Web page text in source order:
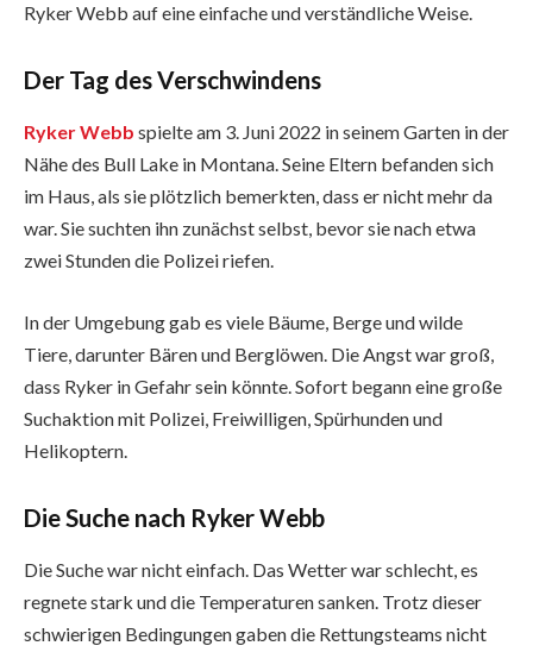
Ryker Webb auf eine einfache und verständliche Weise.
Der Tag des Verschwindens
Ryker Webb spielte am 3. Juni 2022 in seinem Garten in der
Nähe des Bull Lake in Montana. Seine Eltern befanden sich
im Haus, als sie plötzlich bemerkten, dass er nicht mehr da
war. Sie suchten ihn zunächst selbst, bevor sie nach etwa
zwei Stunden die Polizei riefen.
In der Umgebung gab es viele Bäume, Berge und wilde
Tiere, darunter Bären und Berglöwen. Die Angst war groß,
dass Ryker in Gefahr sein könnte. Sofort begann eine große
Suchaktion mit Polizei, Freiwilligen, Spürhunden und
Helikoptern.
Die Suche nach Ryker Webb
Die Suche war nicht einfach. Das Wetter war schlecht, es
regnete stark und die Temperaturen sanken. Trotz dieser
schwierigen Bedingungen gaben die Rettungsteams nicht